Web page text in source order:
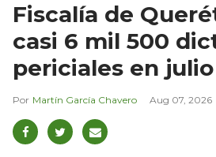
Fiscalía de
casi 6 mil 500
periciales en
Martín García Chavero Aug 07, 2026